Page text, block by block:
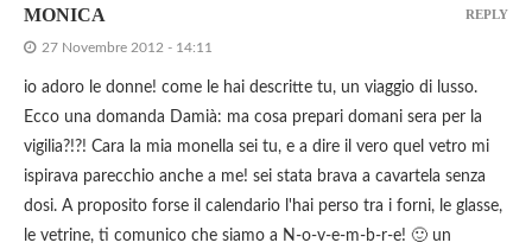
MONICA
27 Novembre 2012 - 14:11
io adoro le donne! come le hai descritte tu, un viaggio di lusso.
Ecco una domanda Damià: ma cosa prepari domani sera per la
vigilia?!?! Cara la mia monella sei tu, e a dire il vero quel vetro mi
ispirava parecchio anche a me! sei stata brava a cavartela senza
dosi. A proposito forse il calendario l'hai perso tra i forni, le glasse,
le vetrine, ti comunico che siamo a N-o-v-e-m-b-r-e! 🙂 un
REPLY